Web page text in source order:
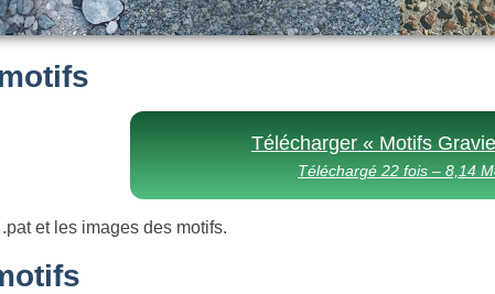
Télécharger « Motifs
Téléchargé 22 fois – 8,14
et les images des motifs.